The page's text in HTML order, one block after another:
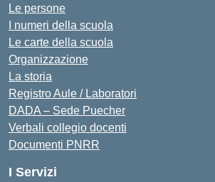
Le persone
I numeri della scuola
Le carte della scuola
Organizzazione
La storia
Registro Aule / Laboratori
DADA – Sede Puecher
Verbali collegio docenti
Documenti PNRR
I Servizi